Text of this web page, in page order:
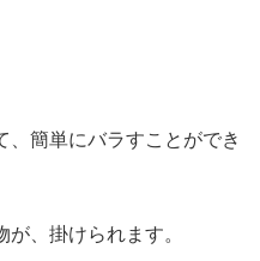
、簡単にバラすことができ
、掛けられます。